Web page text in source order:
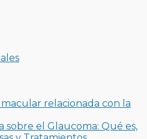
relacionada con la
sobre el Glaucoma: Qué es,